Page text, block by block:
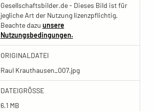
Gesellschaftsbilder.de - Dieses Bild ist für
jegliche Art der Nutzung lizenzpflichtig.
Beachte dazu unsere
Nutzungsbedingungen.
ORIGINALDATEI
Raul Krauthausen_007.jpg
DATEIGRÖSSE
6.1 MB